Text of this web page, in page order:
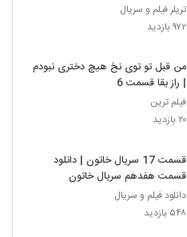
تریلر فیلم و سریال
۹۷۲ بازدید
من قبل تو توی نخ هیچ دختری نبودم
| راز بقا قسمت 6
فیلم ترین
۲۰ بازدید
قسمت 17 سریال خاتون | دانلود
قسمت هفدهم سریال خاتون
دانلود فیلم و سریال
۵۴۸ بازدید